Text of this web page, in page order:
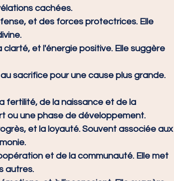
cachées.
et des forces protectrices. Elle
clarté, et l'énergie positive. Elle suggère
sacrifice pour une cause plus grande.
fertilité, de la naissance et de la
ou une phase de développement.
et la loyauté. Souvent associée aux
et de la communauté. Elle met
autres.